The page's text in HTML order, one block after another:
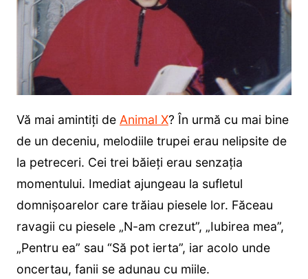
Vă mai amintiți de Animal X? În urmă cu mai bine
de un deceniu, melodiile trupei erau nelipsite de
la petreceri. Cei trei băieți erau senzația
momentului. Imediat ajungeau la sufletul
domnișoarelor care trăiau piesele lor. Făceau
ravagii cu piesele „N-am crezut”, „Iubirea mea”,
„Pentru ea” sau “Să pot ierta”, iar acolo unde
oncertau, fanii se adunau cu miile.